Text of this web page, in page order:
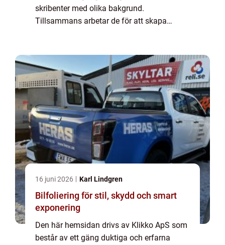
skribenter med olika bakgrund.
Tillsammans arbetar de för att skapa
16 juni 2026 Karl Lindgren
Bilfoliering för stil, skydd och smart
exponering
Den här hemsidan drivs av Klikko ApS som
består av ett gäng duktiga och erfarna